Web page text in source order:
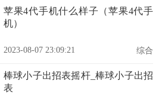
苹果4代手机什么样子（苹果4代手
机）
2023-08-07 23:09:21 综合
棒球小子出招表摇杆_棒球小子出招
表